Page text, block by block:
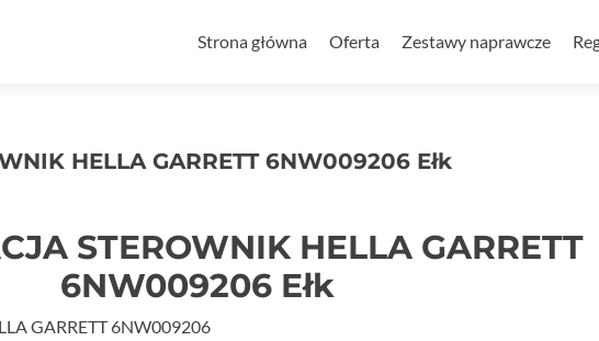
do
Strona główna Oferta Zestawy naprawcze
HELLA GARRETT 6NW009206 Ełk
STEROWNIK HELLA GARRETT
6NW009206 Ełk
GARRETT 6NW009206